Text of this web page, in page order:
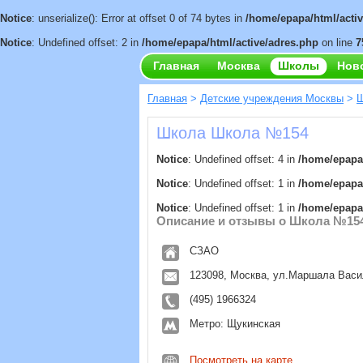
Notice: unserialize(): Error at offset 0 of 74 bytes in /home/epapa/html/
Notice: Undefined offset: 2 in /home/epapa/html/active/adres.php on line
Главная Москва Школы
Главная > Детские учреждения Москвы >
Школа Школа №154
Notice: Undefined offset: 4 in /home/
Notice: Undefined offset: 1 in /home/
Notice: Undefined offset: 1 in /home/
Описание и отзывы о Школа
СЗАО
123098, Москва, ул.Маршала
(495) 1966324
Метро: Щукинская
Посмотреть на карте